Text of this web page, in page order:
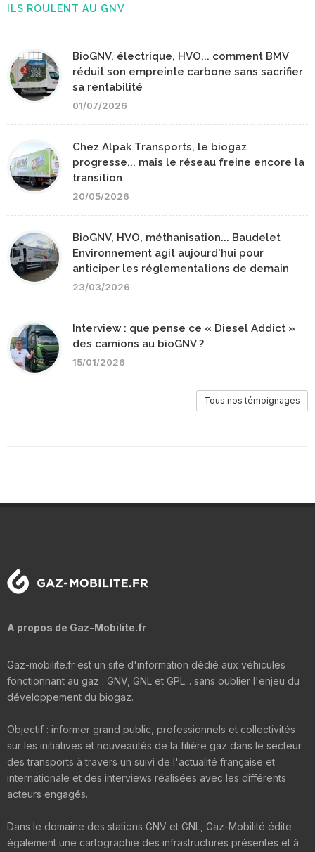
ILS ROULENT AU GNV
BioGNV, électrique, HVO... comment BMV
réduit son empreinte carbone sans sacrifier
sa rentabilité
01/07/2026
Chez Alpak Transports, le biogaz
progresse... mais le réseau freine encore la
transition
20/05/2026
BioGNV, HVO, méthanisation... Baudelet
Environnement agit aujourd'hui pour
anticiper les réglementations de demain
23/03/2026
Interview : que pense ce « Diesel Addict »
des camions au bioGNV ?
15/01/2026
Tous nos témoignages
A propos de Gaz-Mobilite.fr
Gaz-mobilite.fr est un site d'information dédié aux véhicules
fonctionnant au gaz : GNV, GNL et GPL... sans oublier l'enjeu du
développement du biogaz.
Objectif : informer grand public, professionnels et collectivités
sur les initiatives et nouveautés de la filière gaz dans le secteur
des transports à travers un suivi de l'actualité française et
internationale et des interviews réalisées avec les différents
acteurs engagés.
Dans le domaine des stations GNV et GNL, Gaz-Mobilité édite
également une cartographie des infrastructures présentes et à